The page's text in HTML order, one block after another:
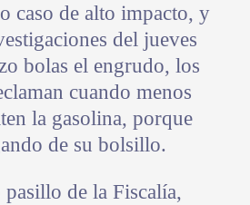
caso de alto impacto, y
del jueves
bolas el engrudo, los
cuando menos
la gasolina, porque
de su bolsillo.
pasillo de la Fiscalía,